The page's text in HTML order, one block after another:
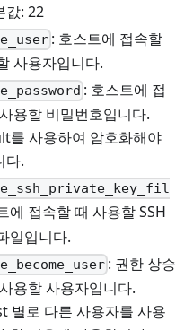
값: 22
: 호스트에 접속할
사용자입니다.
: 호스트에 접
용할 비밀번호입니다.
를 사용하여 암호화해야
다.
에 접속할 때 사용할 SSH
일입니다.
: 권한 상승
용할 사용자입니다.
별로 다른 사용자를 사용